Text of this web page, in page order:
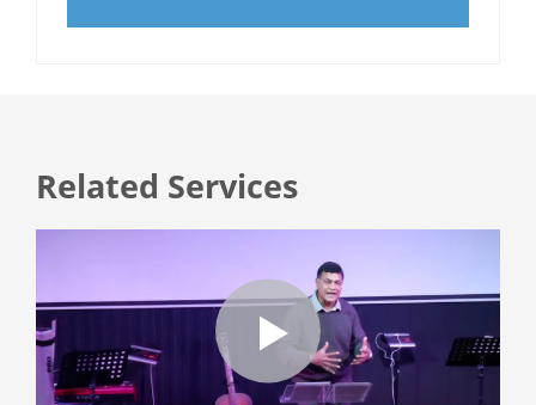
Related Services